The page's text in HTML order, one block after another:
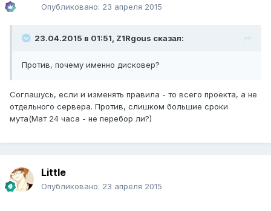
Опубликовано: 23 апреля 2015
23.04.2015 в 01:51, Z1Rgous сказал:
Против, почему именно дисковер?
Соглашусь, если и изменять правила - то всего проекта, а не
отдельного сервера. Против, слишком большие сроки
мута(Мат 24 часа - не перебор ли?)
Little
Опубликовано: 23 апреля 2015